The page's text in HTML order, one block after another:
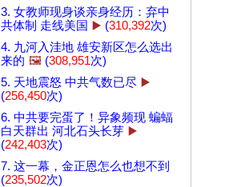
3. 女教师现身谈亲身经历：弃中
共体制 走线美国 ▶️ (310,392次)
4. 九河入洼地 雄安新区怎么选出
来的 🖼️ (308,951次)
5. 天地震怒 中共气数已尽 ▶️
(256,450次)
6. 中共要完蛋了！异象频现 蝙蝠
白天群出 河北石头长芽 ▶️
(242,403次)
7. 这一幕，金正恩怎么也想不到
(235,502次)